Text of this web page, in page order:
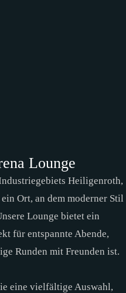
Lounge
Heiligenroth,
Ort, an dem moderner Stil
Lounge bietet ein
für entspannte Abende,
Runden mit Freunden ist.
eine vielfältige Auswahl,